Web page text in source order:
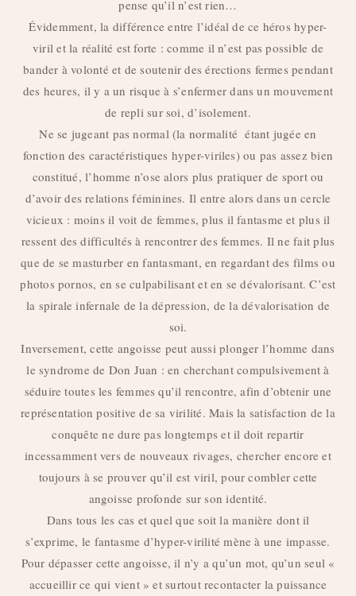
pense qu’il n’est rien…
Évidemment, la différence entre l’idéal de ce héros hyper-
viril et la réalité est forte : comme il n’est pas possible de
bander à volonté et de soutenir des érections fermes pendant
des heures, il y a un risque à s’enfermer dans un mouvement
de repli sur soi, d’isolement.
Ne se jugeant pas normal (la normalité étant jugée en
fonction des caractéristiques hyper-viriles) ou pas assez bien
constitué, l’homme n’ose alors plus pratiquer de sport ou
d’avoir des relations féminines. Il entre alors dans un cercle
vicieux : moins il voit de femmes, plus il fantasme et plus il
ressent des difficultés à rencontrer des femmes. Il ne fait plus
que de se masturber en fantasmant, en regardant des films ou
photos pornos, en se culpabilisant et en se dévalorisant. C’est
la spirale infernale de la dépression, de la dévalorisation de
soi.
Inversement, cette angoisse peut aussi plonger l’homme dans
le syndrome de Don Juan : en cherchant compulsivement à
séduire toutes les femmes qu’il rencontre, afin d’obtenir une
représentation positive de sa virilité. Mais la satisfaction de la
conquête ne dure pas longtemps et il doit repartir
incessamment vers de nouveaux rivages, chercher encore et
toujours à se prouver qu’il est viril, pour combler cette
angoisse profonde sur son identité.
Dans tous les cas et quel que soit la manière dont il
s’exprime, le fantasme d’hyper-virilité mène à une impasse.
Pour dépasser cette angoisse, il n’y a qu’un mot, qu’un seul «
accueillir ce qui vient » et surtout recontacter la puissance